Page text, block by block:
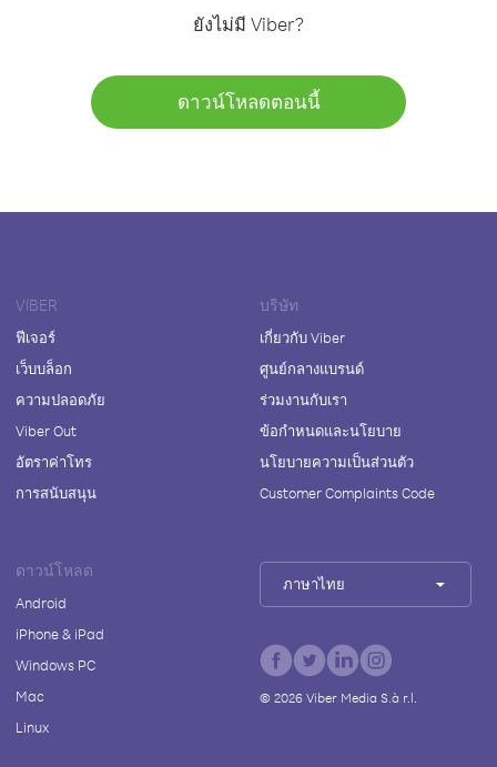
ยังไม่มี Viber?
ดาวน์โหลดตอนนี้
VIBER
ฟีเจอร์
เว็บบล็อก
ความปลอดภัย
Viber Out
อัตราค่าโทร
การสนับสนุน
บริษัท
เกี่ยวกับ Viber
ศูนย์กลางแบรนด์
ร่วมงานกับเรา
ข้อกำหนดและนโยบาย
นโยบายความเป็นส่วนตัว
Customer Complaints Code
ดาวน์โหลด
Android
iPhone & iPad
Windows PC
Mac
Linux
ภาษาไทย
© 2026Viber Media S.à r.l.